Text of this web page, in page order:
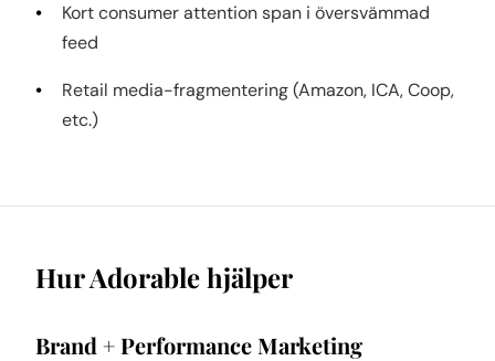
Kort consumer attention span i översvämmad
feed
Retail media-fragmentering (Amazon, ICA, Coop,
etc.)
Hur Adorable hjälper
Brand + Performance Marketing